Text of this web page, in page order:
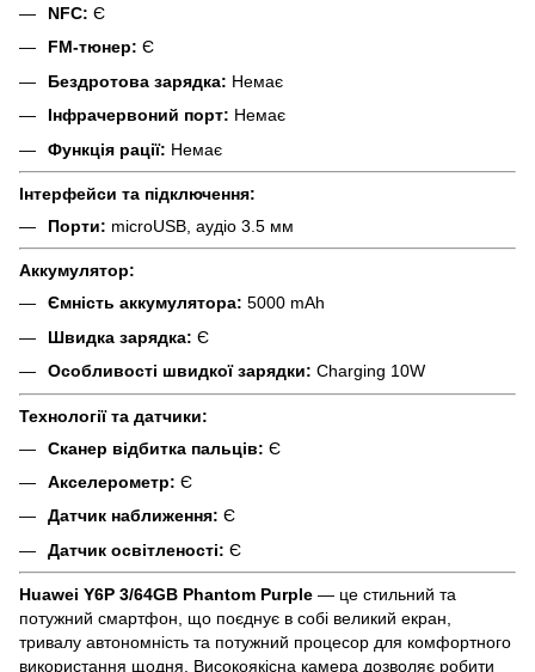
NFC: Є
FM-тюнер: Є
Бездротова зарядка: Немає
Інфрачервоний порт: Немає
Функція рації: Немає
Інтерфейси та підключення:
Порти: microUSB, аудіо 3.5 мм
Аккумулятор:
Ємність аккумулятора: 5000 mAh
Швидка зарядка: Є
Особливості швидкої зарядки: Charging 10W
Технології та датчики:
Сканер відбитка пальців: Є
Акселерометр: Є
Датчик наближення: Є
Датчик освітленості: Є
Huawei Y6P 3/64GB Phantom Purple — це стильний та
потужний смартфон, що поєднує в собі великий екран,
тривалу автономність та потужний процесор для комфортного
використання щодня. Високоякісна камера дозволяє робити